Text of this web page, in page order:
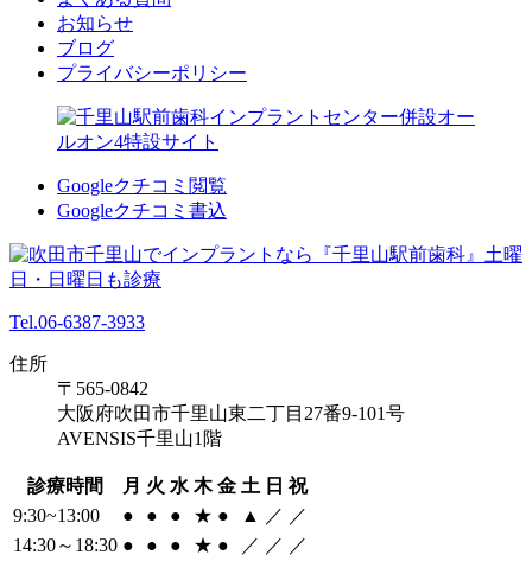
お知らせ
ブログ
プライバシーポリシー
Googleクチコミ閲覧
Googleクチコミ書込
Tel.06-6387-3933
住所
〒565-0842
大阪府吹田市千里山東二丁目27番9-101号
AVENSIS千里山1階
診療時間 月 火 水 木 金 土 日 祝
9:30~13:00
● ● ● ★ ● ▲ ／ ／
14:30～18:30 ● ● ● ★ ● ／ ／ ／